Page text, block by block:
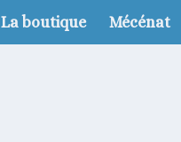
La boutique Mécénat